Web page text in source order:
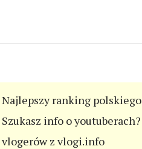
Najlepszy ranking
Szukasz info o
vlogerów z vlogi.info